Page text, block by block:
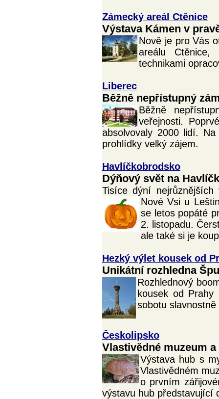
Zámecký areál Ctěnice
Výstava Kámen v
Nově je pro Vás
areálu
technikami
Liberec
Běžně nepřístupný
Běžně
veřejnosti.
absolvovaly 2000 lidí.
prohlídky velký zájem.
Havlíčkobrodsko
Dýňový svět na
Tisíce dýní
Nové Vsi u
se letos popáté
2. listopadu.
ale také si je
Hezký výlet kousek od
Unikátní rozhledna
Rozhlednový
kousek od
sobotu
Českolipsko
Vlastivědné muzeum
Výstava hub s
Vlastivědném
o prvním
výstavu hub představující